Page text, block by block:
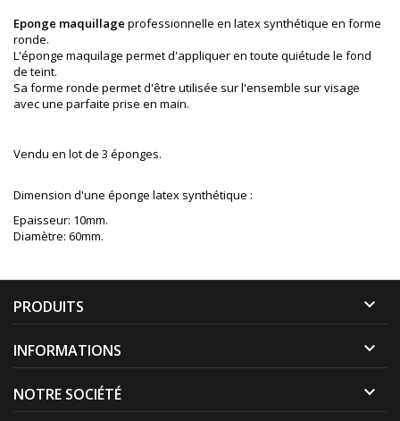
Eponge maquillage professionnelle en latex synthétique en forme
ronde.
L'éponge maquilage permet d'appliquer en toute quiétude le fond
de teint.
Sa forme ronde permet d'être utilisée sur l'ensemble sur visage
avec une parfaite prise en main.
Vendu en lot de 3 éponges.
Dimension d'une éponge latex synthétique :
Epaisseur: 10mm.
Diamètre: 60mm.
PRODUITS 
INFORMATIONS 
NOTRE SOCIÉTÉ 